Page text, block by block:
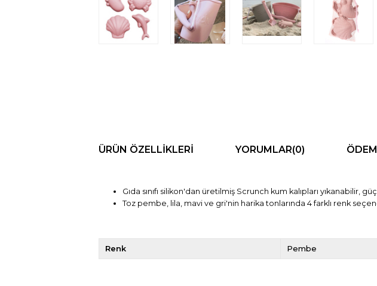
ÜRÜN ÖZELLIKLERI YORUMLAR(0)
Gıda sınıfı silikon'dan üretilmiş Scrunch kum kalıpları yıkanabilir,
Toz pembe, lila, mavi ve gri'nin harika tonlarında 4 farklı renk
Renk Pembe